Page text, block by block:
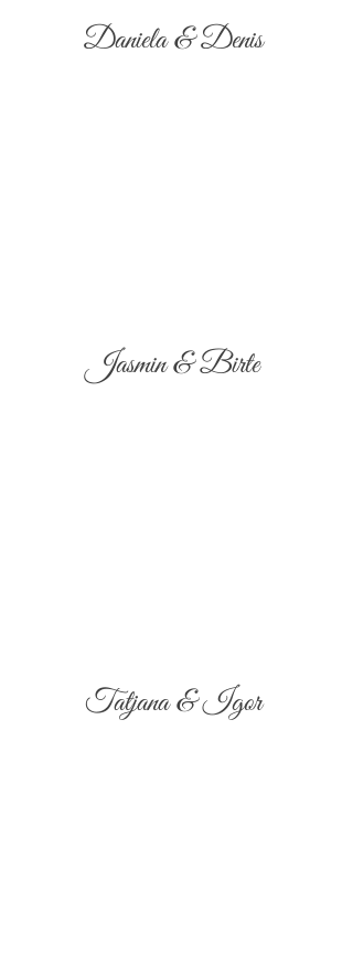
Daniela & Denis
Jasmin & Birte
Tatjana & Igor